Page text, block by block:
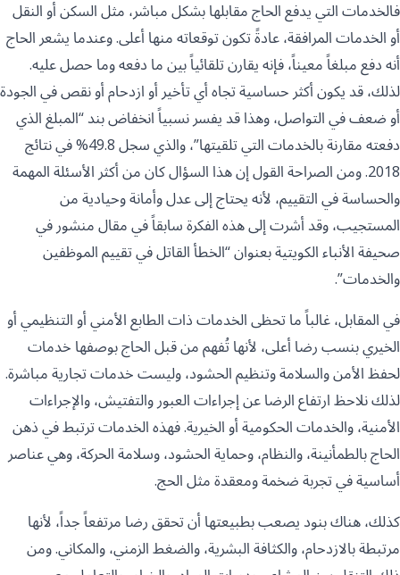
فالخدمات التي يدفع الحاج مقابلها بشكل مباشر، مثل السكن أو النقل
أو الخدمات المرافقة، عادةً تكون توقعاته منها أعلى. وعندما يشعر الحاج
أنه دفع مبلغاً معيناً، فإنه يقارن تلقائياً بين ما دفعه وما حصل عليه.
لذلك، قد يكون أكثر حساسية تجاه أي تأخير أو ازدحام أو نقص في الجودة
أو ضعف في التواصل، وهذا قد يفسر نسبياً انخفاض بند “المبلغ الذي
دفعته مقارنة بالخدمات التي تلقيتها”، والذي سجل 49.8% في نتائج
2018. ومن الصراحة القول إن هذا السؤال كان من أكثر الأسئلة المهمة
والحساسة في التقييم، لأنه يحتاج إلى عدل وأمانة وحيادية من
المستجيب، وقد أشرت إلى هذه الفكرة سابقاً في مقال منشور في
صحيفة الأنباء الكويتية بعنوان “الخطأ القاتل في تقييم الموظفين
والخدمات”.
في المقابل، غالباً ما تحظى الخدمات ذات الطابع الأمني أو التنظيمي أو
الخيري بنسب رضا أعلى، لأنها تُفهم من قبل الحاج بوصفها خدمات
لحفظ الأمن والسلامة وتنظيم الحشود، وليست خدمات تجارية مباشرة.
لذلك نلاحظ ارتفاع الرضا عن إجراءات العبور والتفتيش، والإجراءات
الأمنية، والخدمات الحكومية أو الخيرية. فهذه الخدمات ترتبط في ذهن
الحاج بالطمأنينة، والنظام، وحماية الحشود، وسلامة الحركة، وهي عناصر
أساسية في تجربة ضخمة ومعقدة مثل الحج.
كذلك، هناك بنود يصعب بطبيعتها أن تحقق رضا مرتفعاً جداً، لأنها
مرتبطة بالازدحام، والكثافة البشرية، والضغط الزمني، والمكاني. ومن